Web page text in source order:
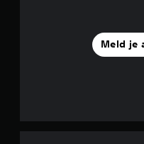
Meld je